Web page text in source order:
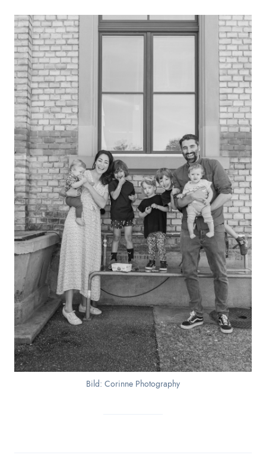
Bild: Corinne Photography